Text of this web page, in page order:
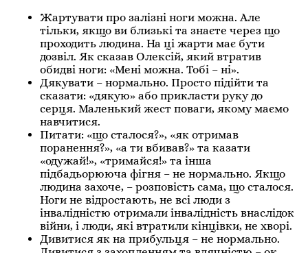
Жартувати про залізні ноги можна. Але
тільки, якщо ви близькі та знаєте через що
проходить людина. На ці жарти має бути
дозвіл. Як сказав Олексій, який втратив
обидві ноги: «Мені можна. Тобі – ні».
Дякувати – нормально. Просто підійти та
сказати: «дякую» або прикласти руку до
серця. Маленький жест поваги, якому маємо
навчитися.
Питати: «що сталося?», «як отримав
поранення?», «а ти вбивав?» та казати
«одужай!», «тримайся!» та інша
підбадьорююча фігня – не нормально. Якщо
людина захоче, – розповість сама, що сталося.
Ноги не відростають, не всі люди з
інвалідністю отримали інвалідність внаслідок
війни, і люди, які втратили кінцівки, не хворі.
Дивитися як на прибульця – не нормально.